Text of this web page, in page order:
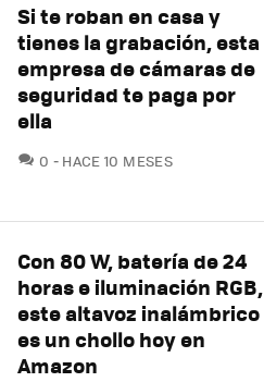
Si te roban en casa y
tienes la grabación, esta
empresa de cámaras de
seguridad te paga por
ella
0 COMENTARIOS
HACE 10 MESES
Con 80 W, batería de 24
horas e iluminación RGB,
este altavoz inalámbrico
es un chollo hoy en
Amazon